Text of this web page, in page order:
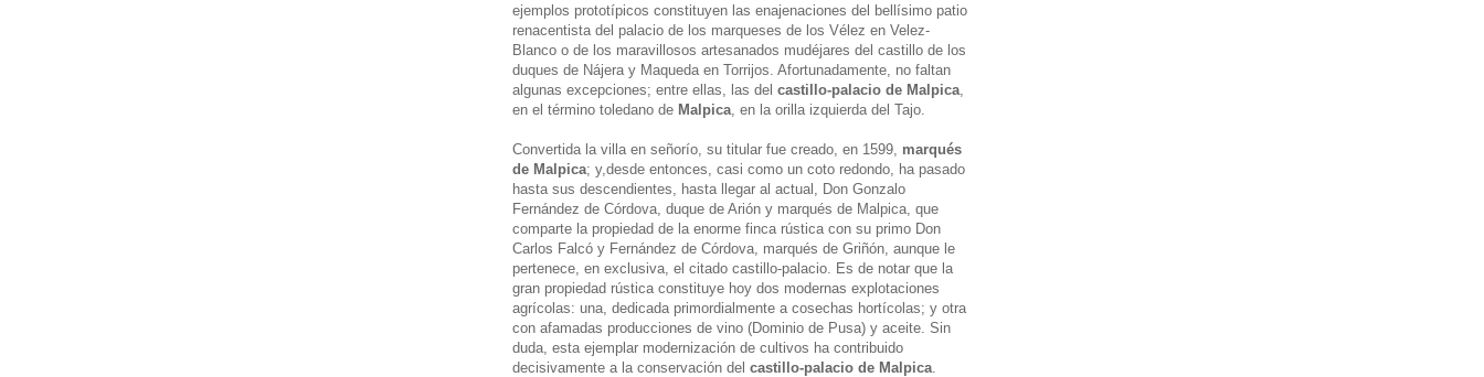
ejemplos prototípicos constituyen las enajenaciones del bellísimo patio
renacentista del palacio de los marqueses de los Vélez en Velez-
Blanco o de los maravillosos artesanados mudéjares del castillo de los
duques de Nájera y Maqueda en Torrijos. Afortunadamente, no faltan
algunas excepciones; entre ellas, las del castillo-palacio de Malpica
en el término toledano de Malpica , en la orilla izquierda del Tajo.
Convertida la villa en señorío, su titular fue creado, en 1599, marqués
de Malpica; y,desde entonces, casi como un coto redondo, ha pasado
hasta sus descendientes, hasta llegar al actual, Don Gonzalo
Fernández de Córdova, duque de Arión y marqués de Malpica, que
comparte la propiedad de la enorme finca rústica con su primo Don
Carlos Falcó y Fernández de Córdova, marqués de Griñón, aunque le
pertenece, en exclusiva, el citado castillo-palacio. Es de notar que la
gran propiedad rústica constituye hoy dos modernas explotaciones
agrícolas: una, dedicada primordialmente a cosechas hortícolas; y otra
con afamadas producciones de vino (Dominio de Pusa) y aceite. Sin
duda, esta ejemplar modernización de cultivos ha contribuido
decisivamente a la conservación del castillo-palacio de Malpica